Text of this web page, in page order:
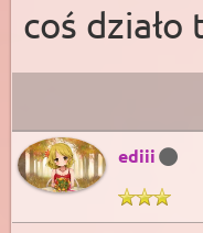
coś
ediii